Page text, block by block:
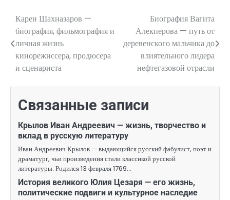
Навигация
по
записям
Карен Шахназаров —
биография, фильмография и
личная жизнь
кинорежиссера, продюсера
и сценариста
Биография Вагита
Алекперова — путь от
деревенского мальчика до
влиятельного лидера
нефтегазовой отрасли
Связанные записи
Крылов Иван Андреевич — жизнь, творчество и
вклад в русскую литературу
Иван Андреевич Крылов — выдающийся русский фабулист, поэт и
драматург, чьи произведения стали классикой русской
литературы. Родился 13 февраля 1769…
История великого Юлия Цезаря — его жизнь,
политические подвиги и культурное наследие